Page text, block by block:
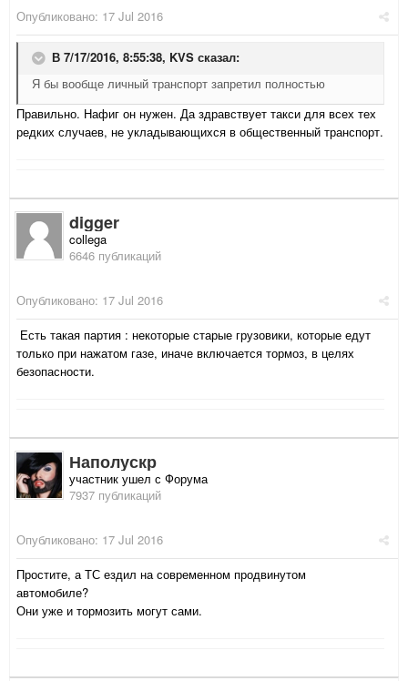
Опубликовано: 17 Jul 2016
В 7/17/2016, 8:55:38, KVS сказал:
Я бы вообще личный транспорт запретил полностью
Правильно. Нафиг он нужен. Да здравствует такси для всех тех
редких случаев, не укладывающихся в общественный транспорт.
digger
collega
6646 публикаций
Опубликовано: 17 Jul 2016
Есть такая партия : некоторые старые грузовики, которые едут
только при нажатом газе, иначе включается тормоз, в целях
безопасности.
Наполускр
участник ушел с Форума
7937 публикаций
Опубликовано: 17 Jul 2016
Простите, а ТС ездил на современном продвинутом
автомобиле?
Они уже и тормозить могут сами.